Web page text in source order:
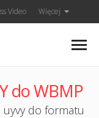
Video Więcej
do WBMP
do formatu